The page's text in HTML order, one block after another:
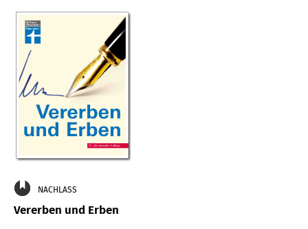
NACHLASS
Vererben und Erben